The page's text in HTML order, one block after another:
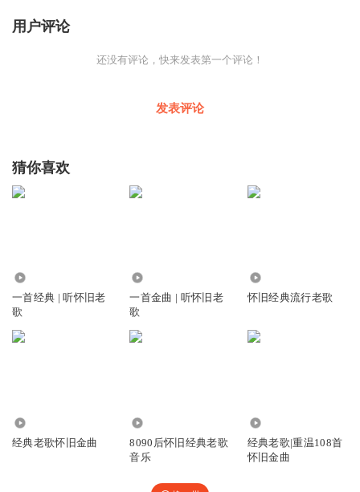
用户评论
还没有评论，快来发表第一个评论！
发表评论
猜你喜欢
一首经典 | 听怀旧老
歌
一首金曲 | 听怀旧老
歌
怀旧经典流行老歌
经典老歌怀旧金曲
8090后怀旧经典老歌
音乐
经典老歌|重温108首
怀旧金曲